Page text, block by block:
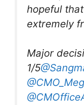
hopeful
extremely
Major
1/5